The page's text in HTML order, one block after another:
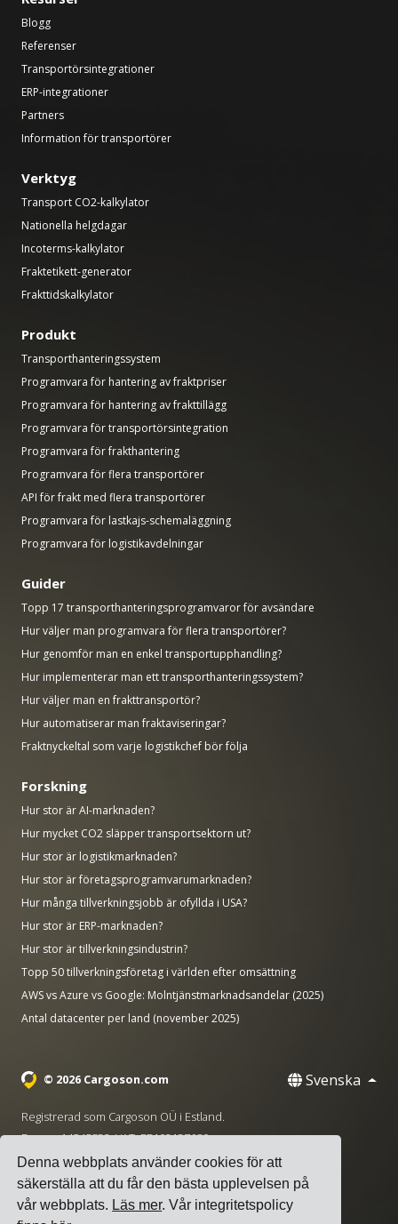
Denna webbplats använder cookies för att
säkerställa att du får den bästa upplevelsen på
vår webbplats. Läs mer. Vår integritetspolicy
Blogg
Referenser
Transportörsintegrationer
ERP-integrationer
Partners
Information för transportörer
Verktyg
Transport CO2-kalkylator
Nationella helgdagar
Incoterms-kalkylator
Fraktetikett-generator
Frakttidskalkylator
Produkt
Transporthanteringssystem
Programvara för hantering av fraktpriser
Programvara för hantering av frakttillägg
Programvara för transportörsintegration
Programvara för frakthantering
Programvara för flera transportörer
API för frakt med flera transportörer
Programvara för lastkajs-schemaläggning
Programvara för logistikavdelningar
Guider
Topp 17 transporthanteringsprogramvaror för avsändare
Hur väljer man programvara för flera transportörer?
Hur genomför man en enkel transportupphandling?
Hur implementerar man ett transporthanteringssystem?
Hur väljer man en frakttransportör?
Hur automatiserar man fraktaviseringar?
Fraktnyckeltal som varje logistikchef bör följa
Forskning
Hur stor är AI-marknaden?
Hur mycket CO2 släpper transportsektorn ut?
Hur stor är logistikmarknaden?
Hur stor är företagsprogramvarumarknaden?
Hur många tillverkningsjobb är ofyllda i USA?
Hur stor är ERP-marknaden?
Hur stor är tillverkningsindustrin?
Topp 50 tillverkningsföretag i världen efter omsättning
AWS vs Azure vs Google: Molntjänstmarknadsandelar (2025)
Antal datacenter per land (november 2025)
© 2026 Cargoson.com Svenska
Registrerad som Cargoson OÜ i Estland.
Reg nr: 14545832. VAT: EE102137680.
Huvudkontor: Pärnu mnt. 141, 11314 Tallinn, Estland
+372 5555 0028 · hello@cargoson.com